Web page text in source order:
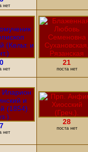
нет
нет
21
поста нет
нет
28
поста нет